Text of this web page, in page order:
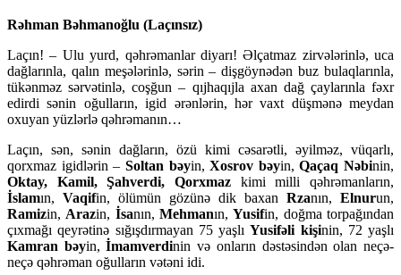
Rəhman Bəhmanoğlu (Laçınsız)
Laçın! – Ulu yurd, qəhrəmanlar diyarı! Əlçatmaz zirvələrinlə, uca
dağlarınla, qalın meşələrinlə, sərin – dişgöynədən buz bulaqlarınla,
tükənməz sərvətinlə, coşğun – qıjhaqıjla axan dağ çaylarınla fəxr
edirdi sənin oğulların, igid ərənlərin, hər vaxt düşmənə meydan
oxuyan yüzlərlə qəhrəmanın…
Laçın, sən, sənin dağların, özü kimi cəsarətli, əyilməz, vüqarlı,
qorxmaz igidlərin – Soltan bəyin,Xosrov bəyin,Qaçaq Nəbinin,
Oktay, Kamil, Şahverdi, Qorxmaz kimi milli qəhrəmanların,
İslamın, Vaqifin, ölümün gözünə dik baxan Rzanın, Elnurun,
Ramizin, Arazin, İsanın,Mehmanın,Yusifin, doğma torpağından
çıxmağı qeyrətinə sığışdırmayan 75 yaşlıYusifəli kişinin, 72 yaşlı
Kamran bəyin,İmamverdinin və onların dəstəsindən olan neçə-
neçə qəhrəman oğulların vətəni idi.